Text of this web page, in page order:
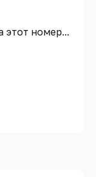
этот номер...